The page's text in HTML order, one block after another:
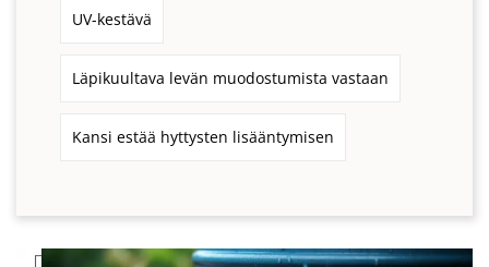
UV-kestävä
Läpikuultava levän muodostumista vastaan
Kansi estää hyttysten lisääntymisen